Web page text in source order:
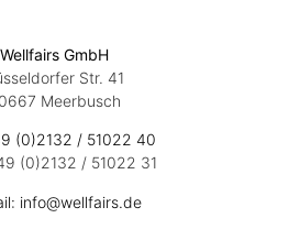
Wellfairs GmbH
Str. 41
Meerbusch
(0)2132 / 51022 40
(0)2132 / 51022 31
info@wellfairs.de